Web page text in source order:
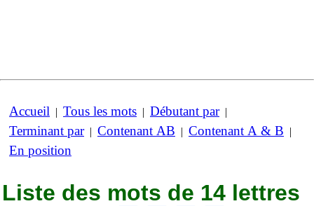
Accueil | Tous les mots | Débutant par|
Terminant par| Contenant AB | Contenant A & B |
En position
Liste des mots de 14 lettres